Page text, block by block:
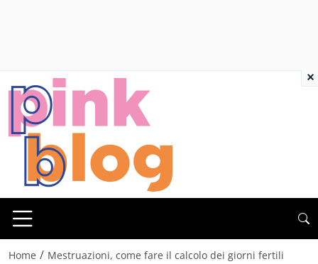
Home / Mestruazioni, come fare il calcolo dei giorni fertili
×